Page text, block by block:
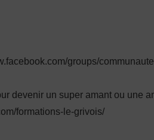
groups/
devenir un super amant ou une
formations-le-grivois/